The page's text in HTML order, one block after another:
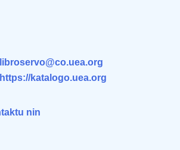
libroservo@co.uea.org
https://katalogo.uea.org
nin